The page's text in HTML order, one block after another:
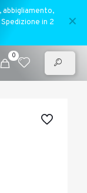
abbigliamento,
in 2
✕
0